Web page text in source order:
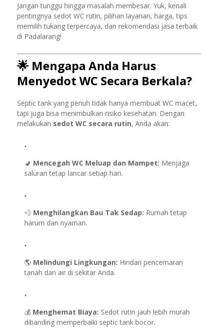
Jangan tunggu hingga masalah membesar. Yuk, kenali
pentingnya sedot WC rutin, pilihan layanan, harga, tips
memilih tukang terpercaya, dan rekomendasi jasa terbaik
di Padalarang!
🌟 Mengapa Anda Harus
Menyedot WC Secara Berkala?
Septic tank yang penuh tidak hanya membuat WC macet,
tapi juga bisa menimbulkan risiko kesehatan. Dengan
melakukan sedot WC secara rutin, Anda akan:
🚽 Mencegah WC Meluap dan Mampet: Menjaga
saluran tetap lancar setiap hari.
💨 Menghilangkan Bau Tak Sedap: Rumah tetap
harum dan nyaman.
🌎 Melindungi Lingkungan: Hindari pencemaran
tanah dan air di sekitar Anda.
💰 Menghemat Biaya: Sedot rutin jauh lebih murah
dibanding memperbaiki septic tank bocor.